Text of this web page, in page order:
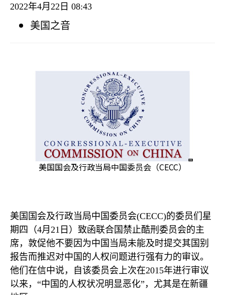
2022年4月 22 日 08:43
美国之音
美国国会及行政当局中国委员会（CECC）
美国国会及行政当局中国委员会(CECC)的委员们星
期四（4月 21 日）致函联合国禁止酷刑委员会的主
席，敦促他不要因为中国当局未能及时提交其国别
报告而推迟对中国的人权问题进行强有力的审议。
他们在信中说，自该委员会上次在2015年进行审议
以来，“中国的人权状况明显恶化”，尤其是在新疆